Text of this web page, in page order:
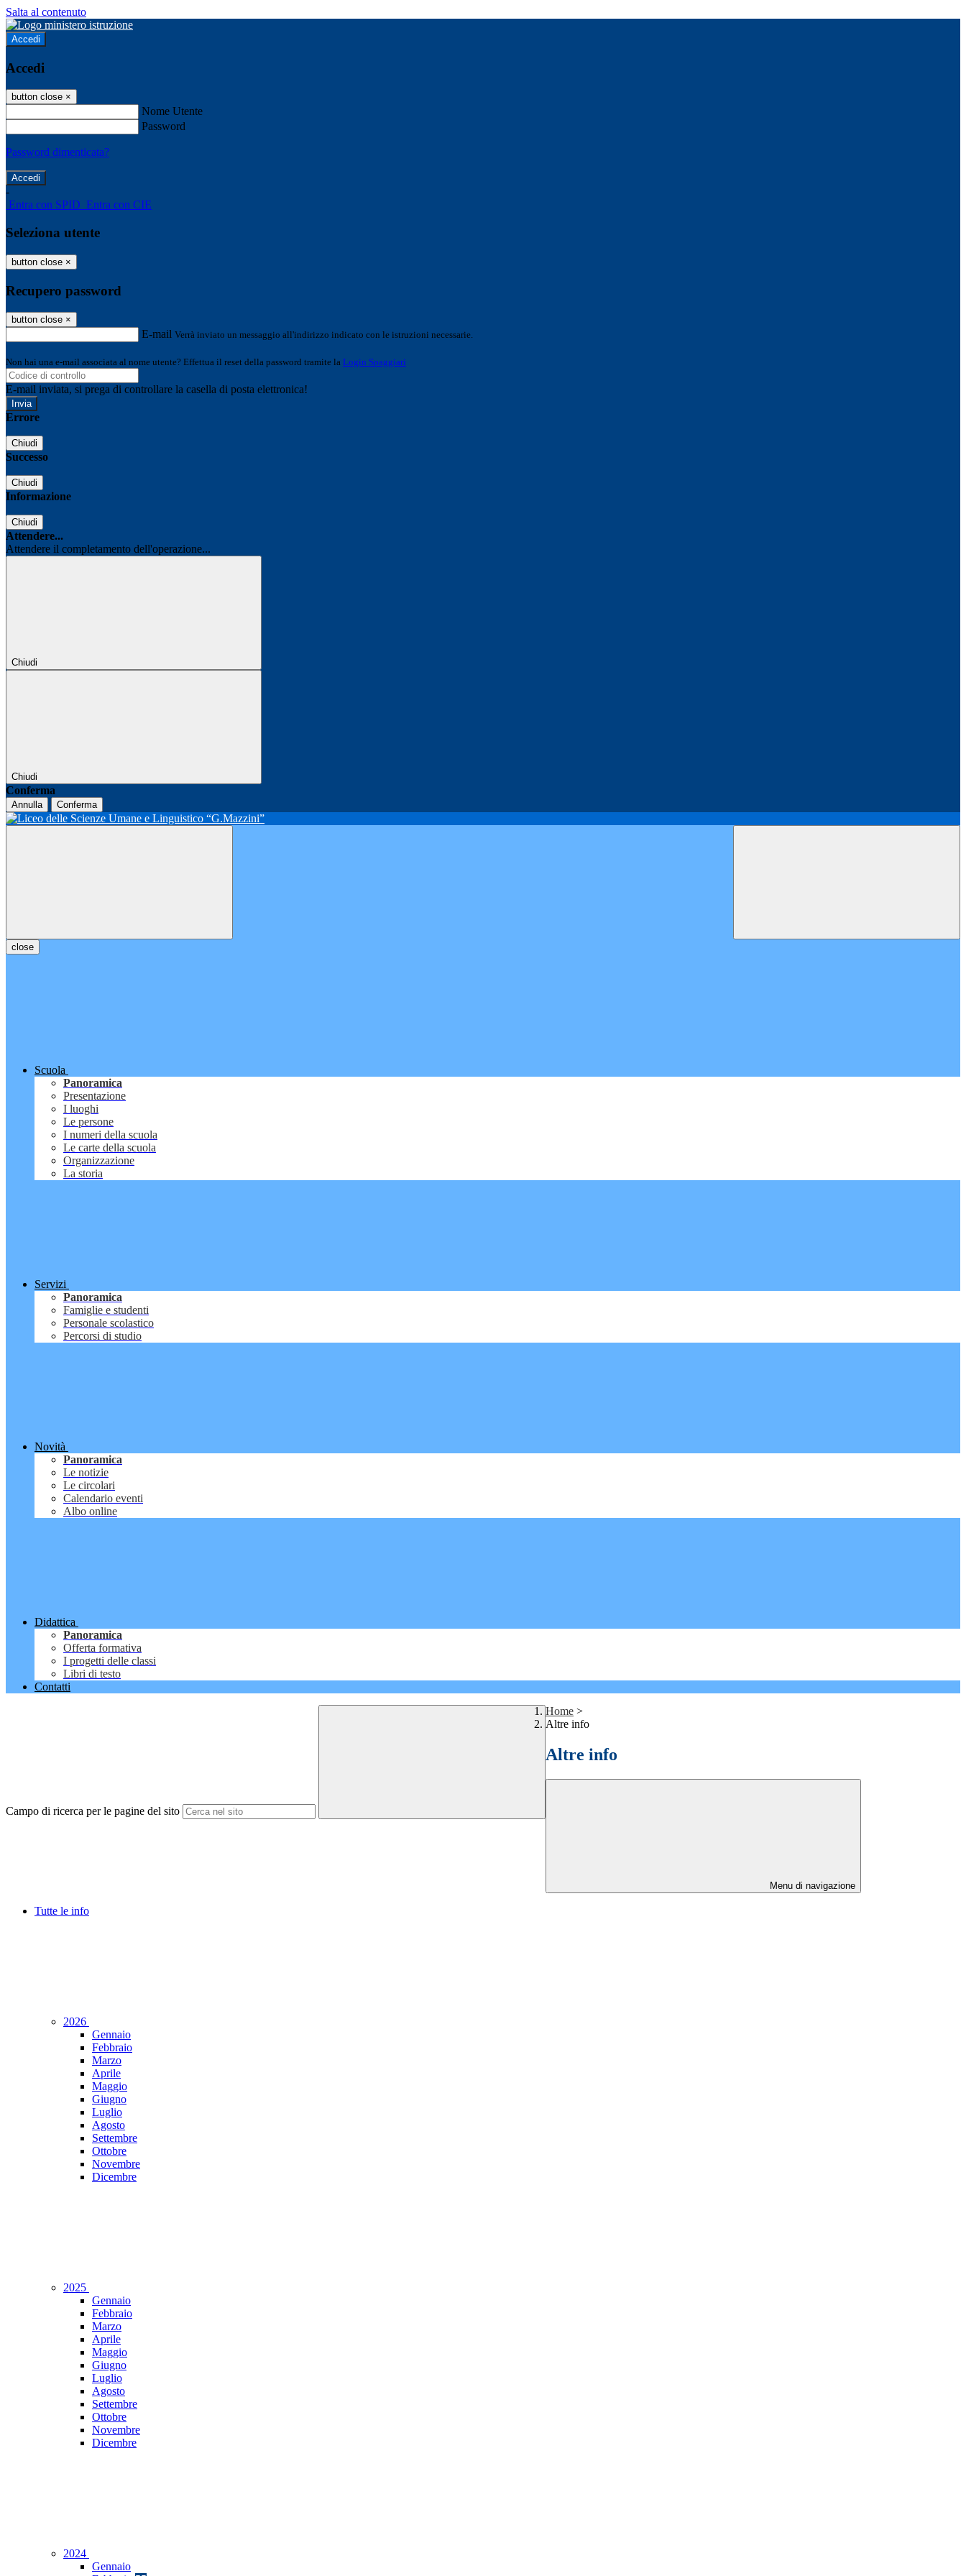
Salta al contenuto
Accedi
Accedi
button close ×
Nome Utente
Password
Password dimenticata?
-
Entra con SPID Entra con CIE
Seleziona utente
button close ×
Recupero password
button close ×
E-mail Verrà inviato un messaggio all'indirizzo indicato con le istruzioni necessarie.
Non hai una e-mail associata al nome utente? Effettua il reset della password tramite la Login Spaggiari
E-mail inviata, si prega di controllare la casella di posta elettronica!
Errore
Chiudi
Successo
Chiudi
Informazione
Chiudi
Attendere...
Attendere il completamento dell'operazione...
Chiudi
Chiudi
Conferma
Annulla Conferma
close
Scuola
Panoramica
Presentazione
I luoghi
Le persone
I numeri della scuola
Le carte della scuola
Organizzazione
La storia
Servizi
Panoramica
Famiglie e studenti
Personale scolastico
Percorsi di studio
Novità
Panoramica
Le notizie
Le circolari
Calendario eventi
Albo online
Didattica
Panoramica
Offerta formativa
I progetti delle classi
Libri di testo
Contatti
Campo di ricerca per le pagine del sito
Home >
Altre info
Altre info
Menu di navigazione
Tutte le info
2026
Gennaio
Febbraio
Marzo
Aprile
Maggio
Giugno
Luglio
Agosto
Settembre
Ottobre
Novembre
Dicembre
2025
Gennaio
Febbraio
Marzo
Aprile
Maggio
Giugno
Luglio
Agosto
Settembre
Ottobre
Novembre
Dicembre
2024
Gennaio